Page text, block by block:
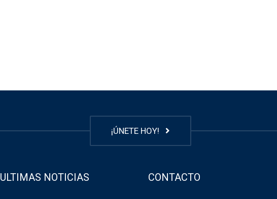
¡ÚNETE HOY!
ULTIMAS NOTICIAS CONTACTO